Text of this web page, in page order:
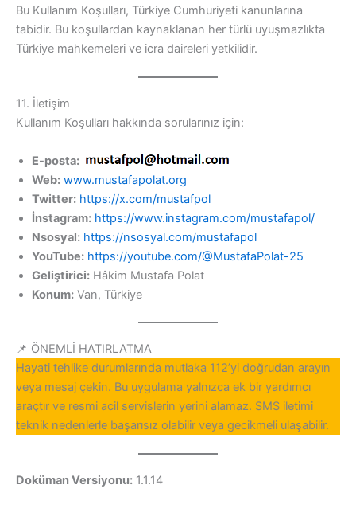
Bu Kullanım Koşulları, Türkiye Cumhuriyeti kanunlarına
tabidir. Bu koşullardan kaynaklanan her türlü uyuşmazlıkta
Türkiye mahkemeleri ve icra daireleri yetkilidir.
11. İletişim
Kullanım Koşulları hakkında sorularınız için:
E-posta:
Web: www.mustafapolat.org
Twitter: https://x.com/mustafpol
İnstagram: https://www.instagram.com/mustafapol/
Nsosyal: https://nsosyal.com/mustafapol
YouTube: https://youtube.com/@MustafaPolat-25
Geliştirici: Hâkim Mustafa Polat
Konum: Van, Türkiye
📌 ÖNEMLİ HATIRLATMA
Hayati tehlike durumlarında mutlaka 112’yi doğrudan arayın
veya mesaj çekin. Bu uygulama yalnızca ek bir yardımcı
araçtır ve resmi acil servislerin yerini alamaz. SMS iletimi
teknik nedenlerle başarısız olabilir veya gecikmeli ulaşabilir.
Doküman Versiyonu: 1.1.14